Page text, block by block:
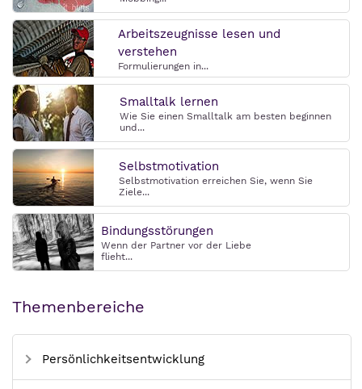
Arbeitszeugnisse lesen und
verstehen
Formulierungen in...
Smalltalk lernen
Wie Sie einen Smalltalk am besten beginnen
und...
Selbstmotivation
Selbstmotivation erreichen Sie, wenn Sie
Ziele...
Bindungsstörungen
Wenn der Partner vor der Liebe
flieht...
Themenbereiche
Persönlichkeitsentwicklung